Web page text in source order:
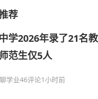
荐
学2026年录了21名
范生仅5人
学业46评论1小时前